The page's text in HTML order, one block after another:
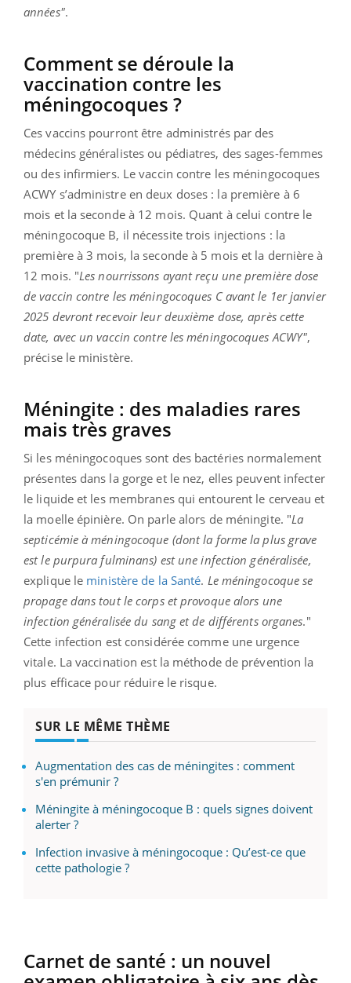
années".
Comment se déroule la
vaccination contre les
méningocoques ?
Ces vaccins pourront être administrés par des
médecins généralistes ou pédiatres, des sages-femmes
ou des infirmiers. Le vaccin contre les méningocoques
ACWY s’administre en deux doses : la première à 6
mois et la seconde à 12 mois. Quant à celui contre le
méningocoque B, il nécessite trois injections : la
première à 3 mois, la seconde à 5 mois et la dernière à
12 mois. "Les nourrissons ayant reçu une première dose
de vaccin contre les méningocoques C avant le 1er janvier
2025 devront recevoir leur deuxième dose, après cette
date, avec un vaccin contre les méningocoques ACWY",
précise le ministère.
Méningite : des maladies rares
mais très graves
Si les méningocoques sont des bactéries normalement
présentes dans la gorge et le nez, elles peuvent infecter
le liquide et les membranes qui entourent le cerveau et
la moelle épinière. On parle alors de méningite. "La
septicémie à méningocoque (dont la forme la plus grave
est le purpura fulminans) est une infection généralisée,
explique le ministère de la Santé. Le méningocoque se
propage dans tout le corps et provoque alors une
infection généralisée du sang et de différents organes."
Cette infection est considérée comme une urgence
vitale. La vaccination est la méthode de prévention la
plus efficace pour réduire le risque.
SUR LE MÊME THÈME
Augmentation des cas de méningites : comment
s'en prémunir ?
Méningite à méningocoque B : quels signes doivent
alerter ?
Infection invasive à méningocoque : Qu’est-ce que
cette pathologie ?
Carnet de santé : un nouvel